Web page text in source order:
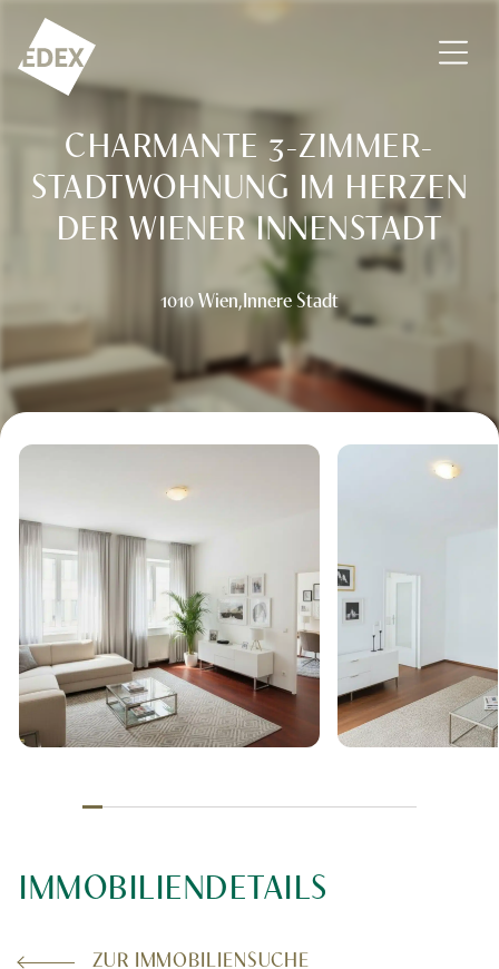
EDEX Immobilien GmbH – Vermittlung – Bewertung –
CHARMANTE 3-ZIMMER-
STADTWOHNUNG IM HERZEN
DER WIENER INNENSTADT
1010 Wien,Innere Stadt
IMMOBILIENDETAILS
ZUR IMMOBILIENSUCHE